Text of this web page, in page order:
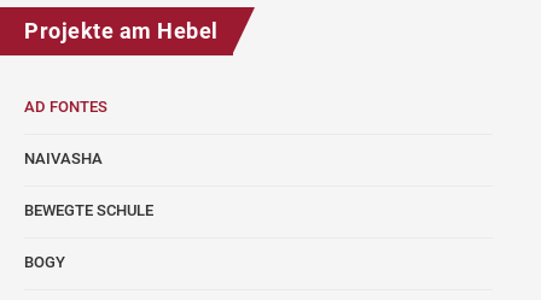
Projekte am Hebel
AD FONTES
NAIVASHA
BEWEGTE SCHULE
BOGY